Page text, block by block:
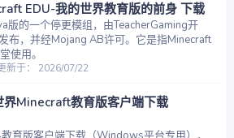
EDU-我的世界教育版的前身 下载
版的一个停更模组，由TeacherGaming开
布，并经Mojang AB许可。它是指Minecraft
使用。
新于： 2026/07/22
界Minecraft教育版客户端下载